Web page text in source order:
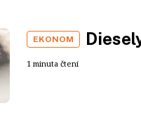
EKONOM
1 minuta čtení